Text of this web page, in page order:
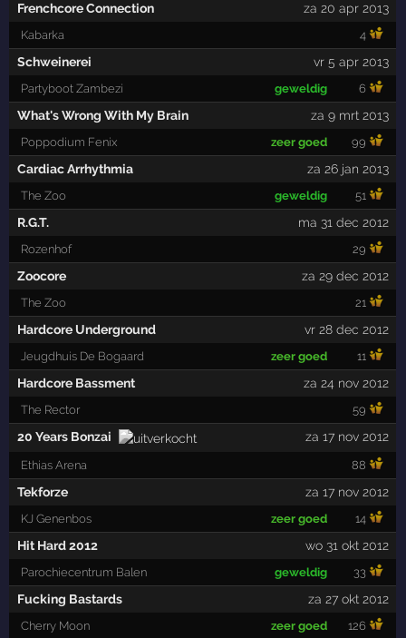
Frenchcore Connection za 20 apr 2013
Kabarka 4
Schweinerei vr 5 apr 2013
Partyboot Zambezi geweldig 6
What's Wrong With My Brain za 9 mrt 2013
Poppodium Fenix zeer goed 99
Cardiac Arrhythmia za 26 jan 2013
The Zoo geweldig 51
R.G.T. ma 31 dec 2012
Rozenhof 29
Zoocore za 29 dec 2012
The Zoo 21
Hardcore Underground vr 28 dec 2012
Jeugdhuis De Bogaard zeer goed 11
Hardcore Bassment za 24 nov 2012
The Rector 59
20 Years Bonzai za 17 nov 2012
Ethias Arena 88
Tekforze za 17 nov 2012
KJ Genenbos zeer goed 14
Hit Hard 2012 wo 31 okt 2012
Parochiecentrum Balen geweldig 33
Fucking Bastards za 27 okt 2012
Cherry Moon zeer goed 126